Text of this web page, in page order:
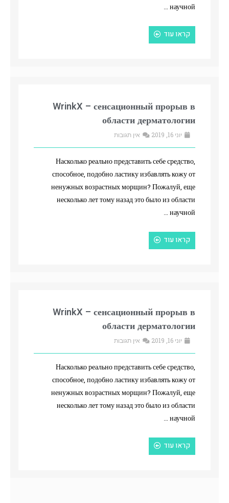
научной …
קראו עוד
WrinkX – сенсационный прорыв в
области дерматологии
יוני 16, 2019 אין תגובות
Насколько реально представить себе средство,
способное, подобно ластику избавлять кожу от
ненужных возрастных морщин? Пожалуй, еще
несколько лет тому назад это было из области
научной …
קראו עוד
WrinkX – сенсационный прорыв в
области дерматологии
יוני 16, 2019 אין תגובות
Насколько реально представить себе средство,
способное, подобно ластику избавлять кожу от
ненужных возрастных морщин? Пожалуй, еще
несколько лет тому назад это было из области
научной …
קראו עוד